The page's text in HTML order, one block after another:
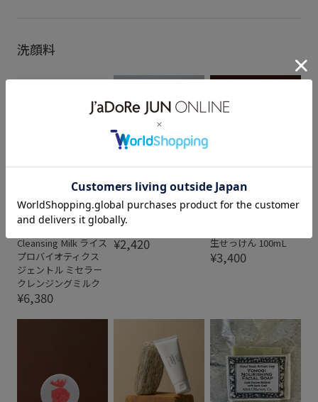
洗顔料
【Hyeja｜ヘジャ】
Rice Probiotics
Cleansing Milk ライス
プロバイオティクス
ジェントル ミセラー
クレンジングミルク
¥6,380
L&B
【ninigi｜ニニギ】ク
レンジングソープ
GREEN FOREST
¥2,420
L&B
【soel｜ソエル】
生せっけん 100mL
¥3,400